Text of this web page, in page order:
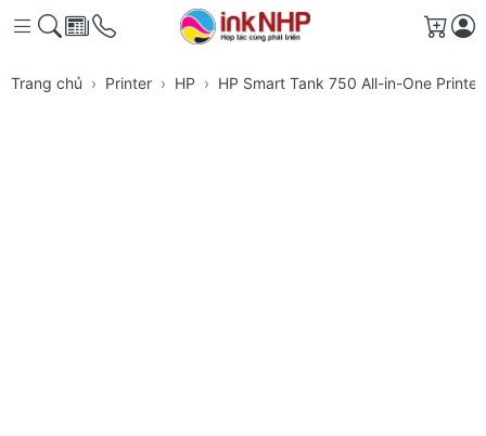
Giỏ
Trang chủ Printer HP HP Smart Tank 750 All-in-One Printer